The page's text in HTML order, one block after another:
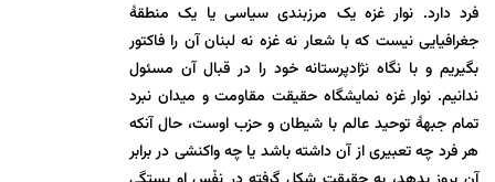
فرد دارد. نوار غزه یک مرزبندی سیاسی یا یک منطقۀ
جغرافیایی نیست که با شعار نه غزه نه لبنان آن را فاکتور
بگیریم و با نگاه نژادپرستانه خود را در قبال آن مسئول
ندانیم. نوار غزه نمایشگاه حقیقت مقاومت و میدان نبرد
تمام جبهۀ توحید عالم با شیطان و حزب اوست، حال آنکه
هر فرد چه تعبیری از آن داشته باشد یا چه واکنشی در برابر